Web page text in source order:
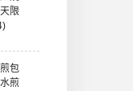
限
包
煎